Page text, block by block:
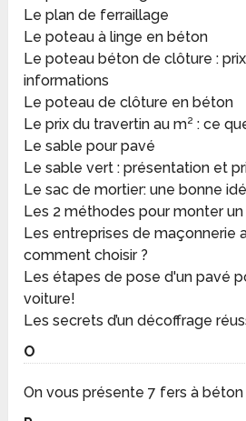
Le plan de ferraillage
Le poteau à linge en béton
Le poteau béton de clôture :
informations
Le poteau de clôture en béton
Le prix du travertin au m² : ce
Le sable pour pavé
Le sable vert : présentation et
Le sac de mortier: une bonne
Les 2 méthodes pour monter
Les entreprises de maçonnerie
comment choisir ?
Les étapes de pose d'un pavé
voiture!
Les secrets d’un décoffrage
O
On vous présente 7 fers à béton